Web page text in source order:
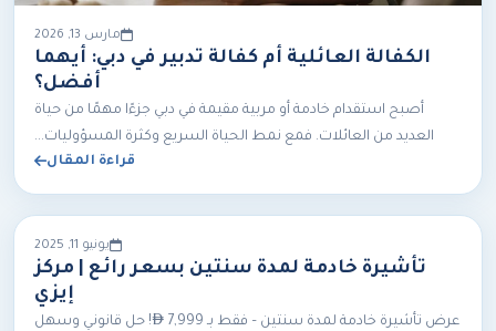
مارس 13, 2026
الكفالة العائلية أم كفالة تدبير في دبي: أيهما
أفضل؟
أصبح استقدام خادمة أو مربية مقيمة في دبي جزءًا مهمًا من حياة
العديد من العائلات. فمع نمط الحياة السريع وكثرة المسؤوليات...
قراءة المقال
يونيو 11, 2025
تأشيرة خادمة لمدة سنتين بسعر رائع | مركز
إيزي
عرض تأشيرة خادمة لمدة سنتين – فقط بـ  7,999
! حل قانوني وسهل